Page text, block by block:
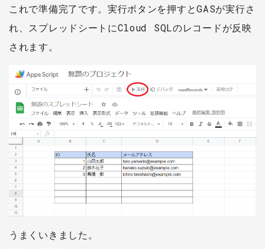
これで準備完了です。実行ボタンを押すとGASが実行さ
れ、スプレッドシートにCloud SQLのレコードが反映
されます。
うまくいきました。